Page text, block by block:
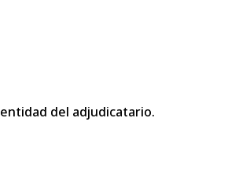
del adjudicatario.